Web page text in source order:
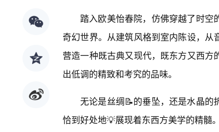
踏入欧美怡春院，仿佛穿越了时
奇幻世界。从建筑风格到室内陈设，
营造一种既古典又现代，既东方又西
出低调的精致和考究的品味。
无论是丝绸📝的垂坠，还是水晶
恰到好处地💡展现着东西方美学的精髓